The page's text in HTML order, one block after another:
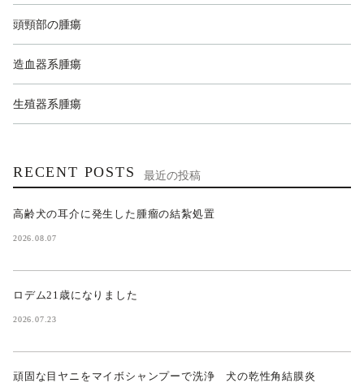
頭頸部の腫瘍
造血器系腫瘍
生殖器系腫瘍
RECENT POSTS 最近の投稿
高齢犬の耳介に発生した腫瘤の結紮処置
2026.08.07
ロデム21歳になりました
2026.07.23
頑固な目ヤニをマイボシャンプーで洗浄 犬の乾性角結膜炎